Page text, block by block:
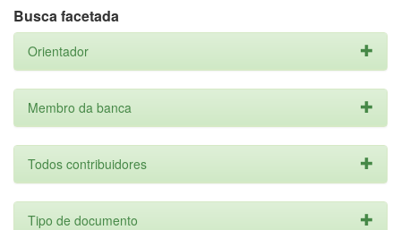
Busca facetada
Orientador
Membro da banca
Todos contribuidores
Tipo de documento